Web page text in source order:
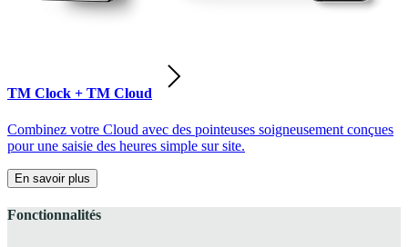
TM Clock + TM Cloud
Combinez votre Cloud avec des pointeuses soigneusement conçues
pour une saisie des heures simple sur site.
En savoir plus
Fonctionnalités